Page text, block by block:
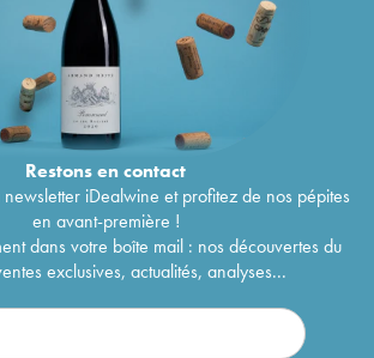
Restons encontact
iDealwine et profitez de nos pépites
en avant-première !
dans votre boîte mail : nos découvertes du
exclusives, actualités, analyses...